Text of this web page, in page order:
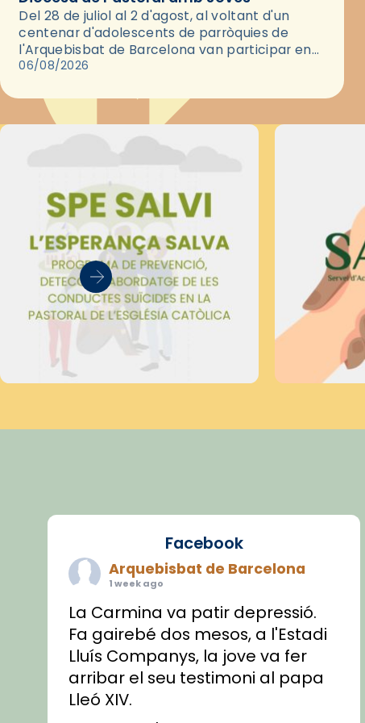
Del 28 de juliol al 2 d'agost, al voltant d'un
centenar d'adolescents de parròquies de
l'Arquebisbat de Barcelona van participar en
les convivències Be Apostle, organitzades pel
06/08/2026
Facebook
Arquebisbat de Barcelona
1 week ago
La Carmina va patir depressió.
Fa gairebé dos mesos, a l'Estadi
Lluís Companys, la jove va fer
arribar el seu testimoni al papa
Lleó XIV.